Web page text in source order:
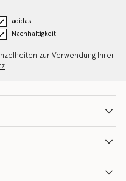
adidas
Nachhaltigkeit
zur Verwendung Ihrer
.